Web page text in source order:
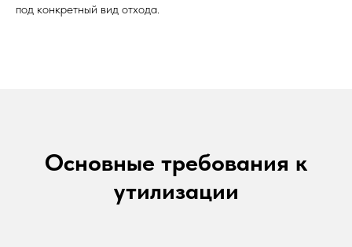
под конкретный вид отхода.
Основные требования к
утилизации